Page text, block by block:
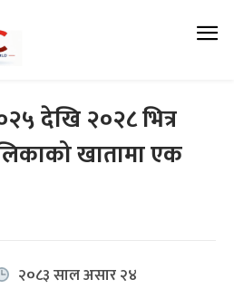
देखि २०२८ भित्र
खातामा एक
२०८३ साल असार २४